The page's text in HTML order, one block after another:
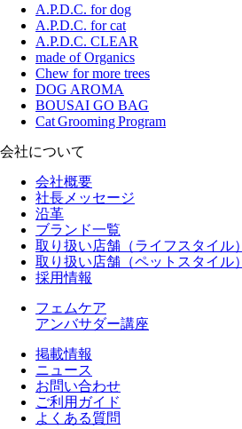
A.P.D.C. for dog
A.P.D.C. for cat
A.P.D.C. CLEAR
made of Organics
Chew for more trees
DOG AROMA
BOUSAI GO BAG
Cat Grooming Program
会社について
会社概要
社長メッセージ
沿革
ブランド一覧
取り扱い店舗（ライフスタイル）
取り扱い店舗（ペットスタイル）
採用情報
フェムケア
アンバサダー講座
掲載情報
ニュース
お問い合わせ
ご利用ガイド
よくある質問